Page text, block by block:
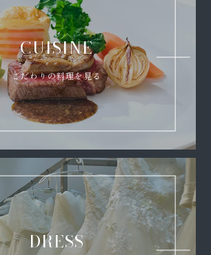
CUISINE
こだわりの料理を見る
DRESS